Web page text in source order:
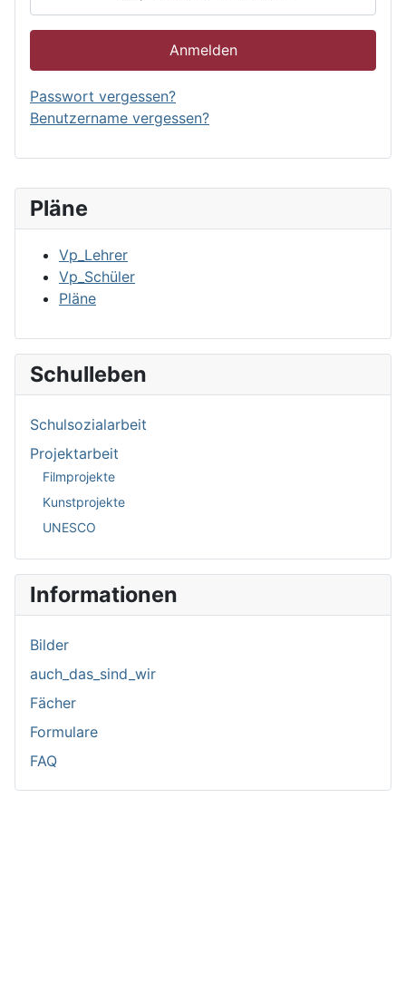
Pläne
Vp_Lehrer
Vp_Schüler
Pläne
Schulleben
Schulsozialarbeit
Projektarbeit
Filmprojekte
Kunstprojekte
UNESCO
Informationen
Bilder
auch_das_sind_wir
Fächer
Formulare
FAQ
Anmelden
Passwort vergessen?
Benutzername vergessen?